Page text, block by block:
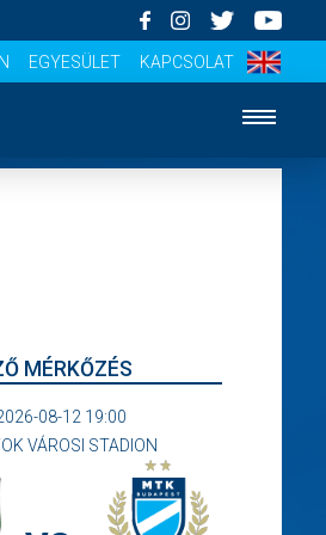
EGYESÜLET KAPCSOLAT
MÉRKŐZÉS
08-12 19:00
VÁROSI STADION